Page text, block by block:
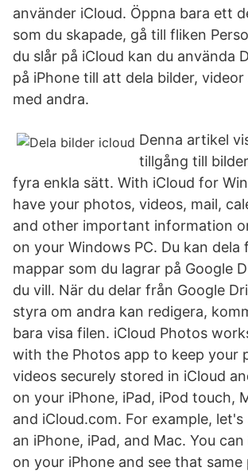
använder iCloud. Öppna bara ett
som du skapade, gå till fliken
du slår på iCloud kan du använda
på iPhone till att dela bilder,
med andra.
Denna artikel
tillgång till
fyra enkla sätt. With iCloud for
have your photos, videos, mail,
and other important information
on your Windows PC. Du kan dela
mappar som du lagrar på Google
du vill. När du delar från Google
styra om andra kan redigera,
bara visa filen. iCloud Photos
with the Photos app to keep your
videos securely stored in iCloud
on your iPhone, iPad, iPod touch,
and iCloud.com. For example,
an iPhone, iPad, and Mac. You
on your iPhone and see that